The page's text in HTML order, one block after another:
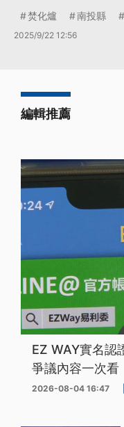
焚化爐 南投縣
2025/9/22 12:56
編輯推薦
EZ WAY實名認
爭議內容一次看
2026-08-04 16:47